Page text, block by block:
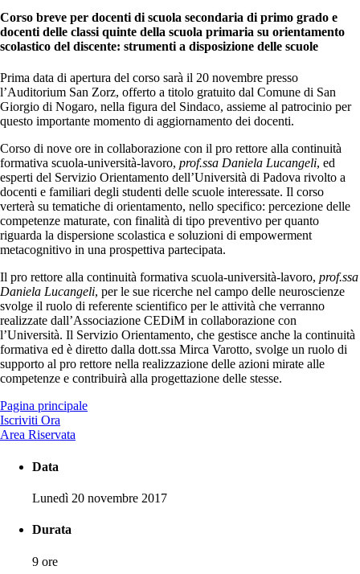
Corso breve per docenti di scuola secondaria di primo grado e
docenti delle classi quinte della scuola primaria su orientamento
scolastico del discente: strumenti a disposizione delle scuole
Prima data di apertura del corso sarà il 20 novembre presso
l’Auditorium San Zorz, offerto a titolo gratuito dal Comune di San
Giorgio di Nogaro, nella figura del Sindaco, assieme al patrocinio per
questo importante momento di aggiornamento dei docenti.
Corso di nove ore in collaborazione con il pro rettore alla continuità
formativa scuola-università-lavoro, prof.ssa Daniela Lucangeli, ed
esperti del Servizio Orientamento dell’Università di Padova rivolto a
docenti e familiari degli studenti delle scuole interessate. Il corso
verterà su tematiche di orientamento, nello specifico: percezione delle
competenze maturate, con finalità di tipo preventivo per quanto
riguarda la dispersione scolastica e soluzioni di empowerment
metacognitivo in una prospettiva partecipata.
Il pro rettore alla continuità formativa scuola-università-lavoro, prof.ssa
Daniela Lucangeli, per le sue ricerche nel campo delle neuroscienze
svolge il ruolo di referente scientifico per le attività che verranno
realizzate dall’Associazione CEDiM in collaborazione con
l’Università. Il Servizio Orientamento, che gestisce anche la continuità
formativa ed è diretto dalla dott.ssa Mirca Varotto, svolge un ruolo di
supporto al pro rettore nella realizzazione delle azioni mirate alle
competenze e contribuirà alla progettazione delle stesse.
Pagina principale
Iscriviti Ora
Area Riservata
Data
Lunedì 20 novembre 2017
Durata
9 ore